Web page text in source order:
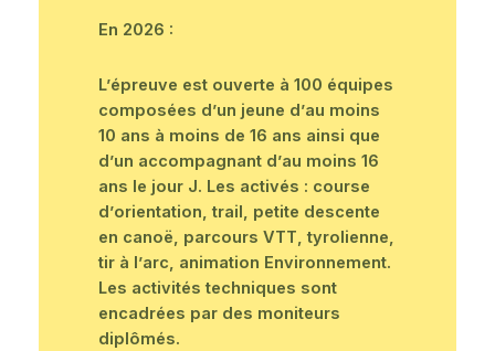
En 2026 :
L’épreuve est ouverte à 100 équipes
composées d’un jeune d’au moins
10 ans à moins de 16 ans ainsi que
d’un accompagnant d’au moins 16
ans le jour J. Les activés : course
d’orientation, trail, petite descente
en canoë, parcours VTT, tyrolienne,
tir à l’arc, animation Environnement.
Les activités techniques sont
encadrées par des moniteurs
diplômés.